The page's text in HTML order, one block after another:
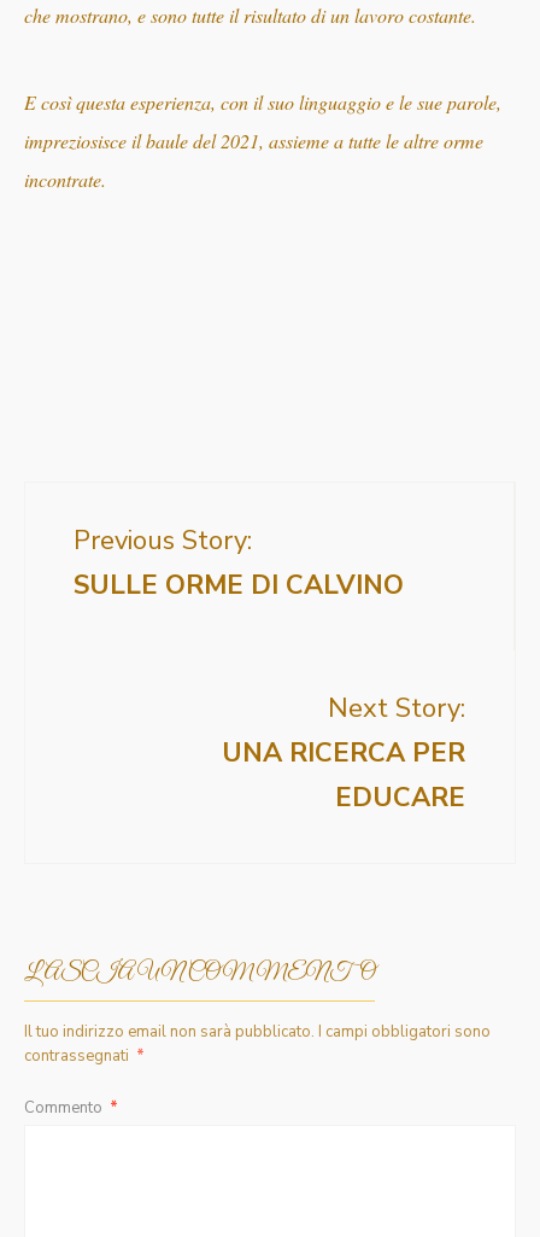
che mostrano, e sono tutte il risultato di un lavoro costante.
E così questa esperienza, con il suo linguaggio e le sue parole,
impreziosisce il baule del 2021, assieme a tutte le altre orme
incontrate.
Previous Story:
SULLE ORME DI CALVINO
Next Story:
UNA RICERCA PER
EDUCARE
LASCIA UN COMMENTO
Il tuo indirizzo email non sarà pubblicato. I campi obbligatori sono
contrassegnati *
Commento *